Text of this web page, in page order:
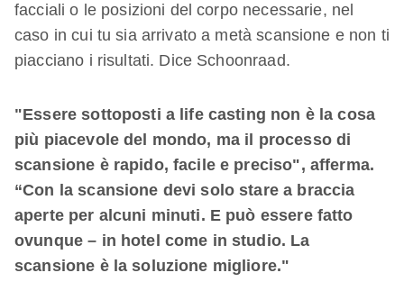
facciali o le posizioni del corpo necessarie, nel
caso in cui tu sia arrivato a metà scansione e non ti
piacciano i risultati. Dice Schoonraad.
"Essere sottoposti a life casting non è la cosa
più piacevole del mondo, ma il processo di
scansione è rapido, facile e preciso", afferma.
“Con la scansione devi solo stare a braccia
aperte per alcuni minuti. E può essere fatto
ovunque – in hotel come in studio. La
scansione è la soluzione migliore."